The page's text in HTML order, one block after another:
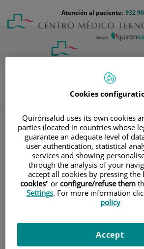
contenido
Menú
teléfono
cabecera
932
Atención al paciente:
Tratamientos y Especialidades
Diagnóstico por la imagen
Tomografía Computarizada (TAC)
TC Clavículas
TC Clavículas
Exploración radiológica que
giran alrededor del paciente,
reconstruyendo las
Cookies
Quirónsalud uses its own cookies
parties (located in countries whose
guarantee an adequate level of
user authentication, statistical
services and showing
through the analysis of your
accept all cookies by pressing the
cookies" or configure/refuse them
Settings. For more information
policy
Accept